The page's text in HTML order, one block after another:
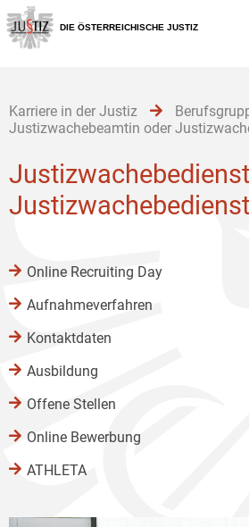
Zur
Hauptnavigation
[1]
Zum
Inhalt
[2]
Zum
Untermenü
[3]
DIE ÖSTERREICHISCHE JUSTIZ
Karriere in der Justiz
Justizwachebeamtin oder
Online Recruiting Day
Aufnahmeverfahren
Kontaktdaten
Ausbildung
Offene Stellen
Online Bewerbung
ATHLETA